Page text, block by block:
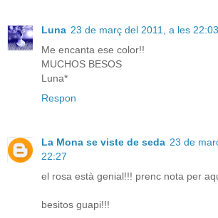
Luna 23 de març del 2011, a les 22:03
Me encanta ese color!!
MUCHOS BESOS
Luna*
Respon
La Mona se viste de seda 23 de
22:27
el rosa està genial!!! prenc nota per
besitos guapi!!!